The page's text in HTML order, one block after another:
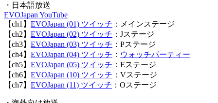
・日本語放送
EVOJapan YouTube
【ch1】 EVOJapan (01) ツイッチ ：メインステージ
【ch2】 EVOJapan (02) ツイッチ ：Jステージ
【ch3】 EVOJapan (03) ツイッチ ：Pステージ
【ch4】 EVOJapan (04) ツイッチ ： ウォッチパーティー
【ch5】 EVOJapan (05) ツイッチ ：Eステージ
【ch6】 EVOJapan (10) ツイッチ ：Vステージ
【ch7】 EVOJapan (11) ツイッチ ：Oステージ